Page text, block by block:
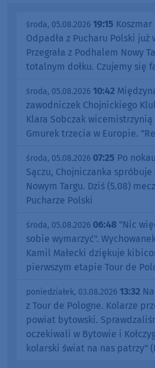
środa, 05.08.2026 19:15
Odpadła z Pucharu Polski już
Przegrała z Podhalem Nowy
totalnym dołku. Czujemy się
środa, 05.08.2026 10:42
zawodniczek Chojnickiego
Klara Sobczak
Gmurek trzecia w Europie.
środa, 05.08.2026 07:25 Po
Sączu, Chojniczanka
Nowym Targu. Dziś (5.08)
Pucharze Polski
środa, 05.08.2026 06:48 "Nic
sobie wymarzyć".
Kamil Małecki dziękuje
pierwszym etapie Tour de
poniedziałek, 03.08.2026 13:32
z Tour de Pologne. Kolarze
powiat bytowski.
oczekiwali w Bytowie i
kolarski świat na nas patrzy"